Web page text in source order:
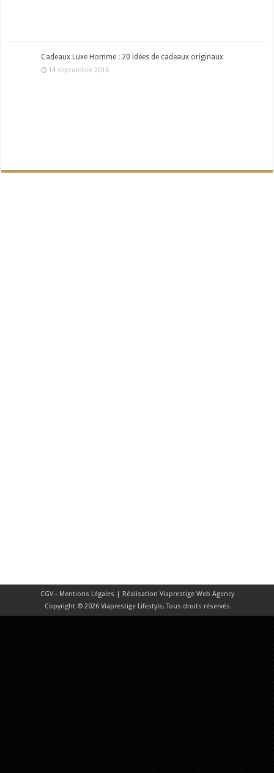
Cadeaux Luxe Homme : 20 idées de cadeaux originaux
14 septembre 2016
CGV - Mentions Légales | Réalisation Viaprestige Web Agency
Copyright © 2026 Viaprestige Lifestyle, Tous droits réservés